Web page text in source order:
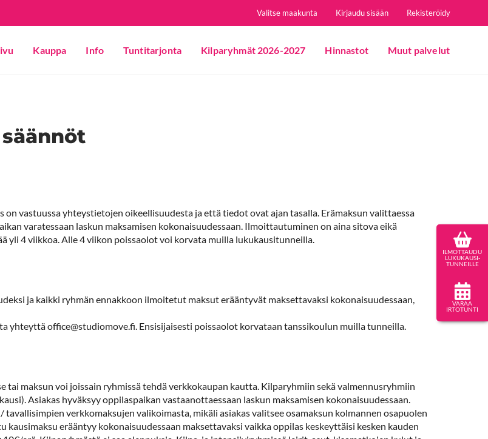
Valitse maakunta Kirjaudu sisään Rekisteröidy
Kauppa Info Tuntitarjonta Kilparyhmät 2026-2027 Hinnastot Muut palvelut
ILMOTTAUDU
LUKUKAUSI-
TUNNEILLE
VARAA
IRTOTUNTI
vastuussa yhteystietojen oikeellisuudesta ja että tiedot ovat ajan tasalla. Erämaksun valittaessa
varatessaan laskun maksamisen kokonaisuudessaan. Ilmoittautuminen on aina sitova eikä
yli 4 viikkoa. Alle 4 viikon poissaolot voi korvata muilla lukukausitunneilla.
ja kaikki ryhmän ennakkoon ilmoitetut maksut erääntyvät maksettavaksi kokonaisuudessaan,
yhteyttä office@studiomove.fi. Ensisijaisesti poissaolot korvataan tanssikoulun muilla tunneilla.
maksun voi joissain ryhmissä tehdä verkkokaupan kautta. Kilparyhmiin sekä valmennusryhmiin
Asiakas hyväksyy oppilaspaikan vastaanottaessaan laskun maksamisen kokonaisuudessaan.
verkkomaksujen valikoimasta, mikäli asiakas valitsee osamaksun kolmannen osapuolen
erääntyy kokonaisuudessaan maksettavaksi vaikka oppilas keskeyttäisi kesken kauden